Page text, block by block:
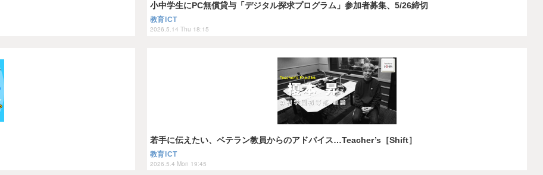
小中学生にPC無償貸与「デジタル探求プログラム」参加者募集、5/26締切
教育ICT
2026.5.14 Thu 18:15
若手に伝えたい、ベテラン教員からのアドバイス…Teacher’s［Shift］
教育ICT
2026.5.4 Mon 19:45